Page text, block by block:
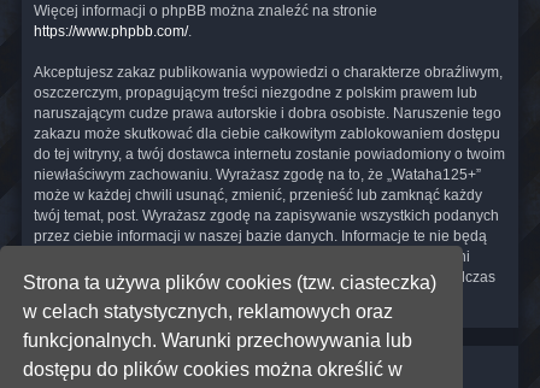
Strona ta używa plików cookies (tzw. ciasteczka)
w celach statystycznych, reklamowych oraz
funkcjonalnych. Warunki przechowywania lub
dostępu do plików cookies można określić w
Więcej informacji o phpBB można znaleźć na stronie
https://www.phpbb.com/.
Akceptujesz zakaz publikowania wypowiedzi o charakterze obraźliwym,
oszczerczym, propagującym treści niezgodne z polskim prawem lub
naruszającym cudze prawa autorskie i dobra osobiste. Naruszenie tego
zakazu może skutkować dla ciebie całkowitym zablokowaniem dostępu
do tej witryny, a twój dostawca internetu zostanie powiadomiony o twoim
niewłaściwym zachowaniu. Wyrażasz zgodę na to, że „Wataha125+”
może w każdej chwili usunąć, zmienić, przenieść lub zamknąć każdy
twój temat, post. Wyrażasz zgodę na zapisywanie wszystkich podanych
przez ciebie informacji w naszej bazie danych. Informacje te nie będą
przekazywane nikomu bez twojej zgody, ale ani „Wataha125+”, ani
phpBB nie ponosi odpowiedzialności za włamania do witryny, podczas
których może dojść do kradzieży danych.